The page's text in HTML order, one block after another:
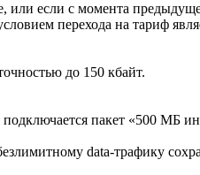
или если с момента
перехода на тариф
до 150 кбайт.
пакет «500 МБ
data-трафику